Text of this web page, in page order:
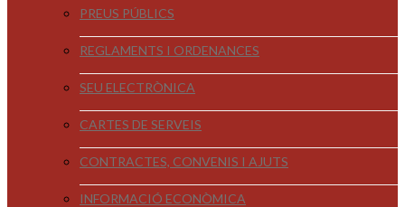
PREUS PÚBLICS
REGLAMENTS I ORDENANCES
SEU ELECTRÒNICA
CARTES DE SERVEIS
CONTRACTES, CONVENIS I AJUTS
INFORMACIÓ ECONÒMICA